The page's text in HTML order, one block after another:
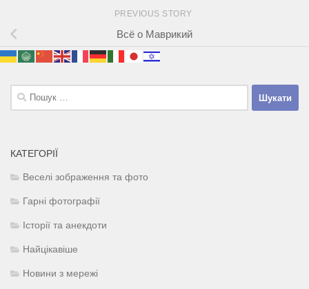
PREVIOUS STORY
Всё о Маврикий
Пошук:
КАТЕГОРІЇ
Веселі зображення та фото
Гарні фотографії
Історії та анекдоти
Найцікавіше
Новини з мережі